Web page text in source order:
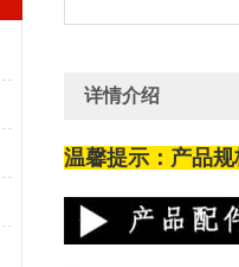
详情介绍
温馨提示：产品